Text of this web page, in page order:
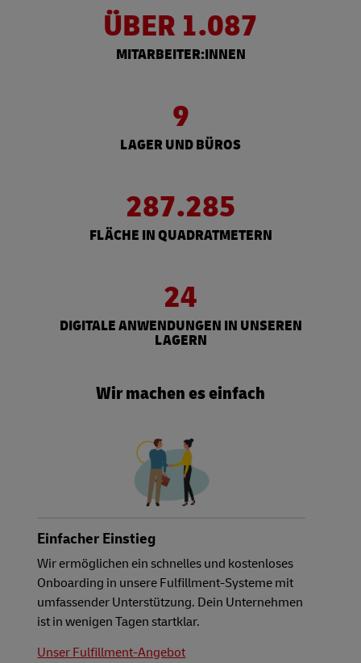
ÜBER 1.087
MITARBEITER:INNEN
9
LAGER UND BÜROS
287.285
FLÄCHE IN QUADRATMETERN
24
DIGITALE ANWENDUNGEN IN UNSEREN
LAGERN
Wir machen es einfach
Einfacher Einstieg
Wir ermöglichen ein schnelles und kostenloses
Onboarding in unsere Fulfillment-Systeme mit
umfassender Unterstützung. Dein Unternehmen
ist in wenigen Tagen startklar.
Unser Fulfillment-Angebot